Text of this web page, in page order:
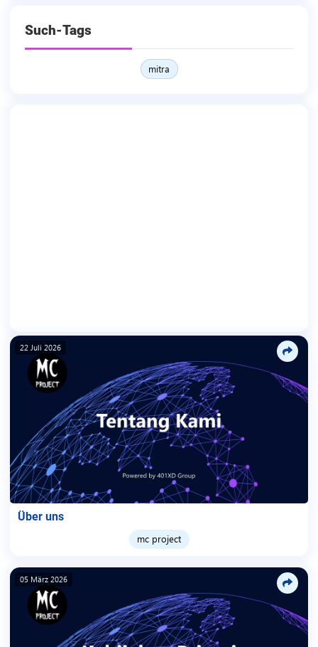
Such-Tags
mitra
22 Juli 2026
Über uns
mc project
05 März 2026